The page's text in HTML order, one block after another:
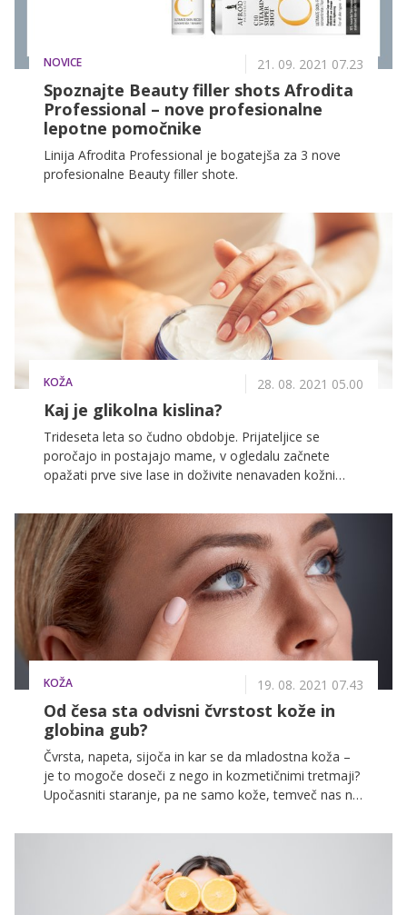
Italije, ki je razvil aktivno elastično formulo s
takojšnjim učinkom zategovanja kože, z inovativno
naredijo mlajšo, napeto in sijočo. Vse sestavine
seruma so popolnoma varne in nimajo stranskih
učinkov. Glow & Go instant serum za lifting obraza
ima začasne učinke, podobne pudru, vendar jih za
razliko od pudra, ki prekrije nepravilnosti, začasno
popravi.
NOVICE 21. 09. 2021 07.23
Spoznajte Beauty filler shots Afrodita
Professional – nove profesionalne
lepotne pomočnike
Linija Afrodita Professional je bogatejša za 3 nove
profesionalne Beauty filler shote.
KOŽA 28. 08. 2021 05.00
Kaj je glikolna kislina?
Trideseta leta so čudno obdobje. Prijateljice se
poročajo in postajajo mame, v ogledalu začnete
opažati prve sive lase in doživite nenavaden kožni
junaki rodijo brez ogrinjal in so odlična prva pomoč v
takšnih situacijah in to velja tudi za glikolno kislino!
KOŽA 19. 08. 2021 07.43
Od česa sta odvisni čvrstost kože in
globina gub?
Čvrsta, napeta, sijoča in kar se da mladostna koža –
je to mogoče doseči z nego in kozmetičnimi tretmaji?
Upočasniti staranje, pa ne samo kože, temveč nas na
in počutje je želja mnogih. In zadnja leta se o tem
govori vse več in več, pravzaprav je to kar
vsakodnevna tema v medijih, na družbenih omrežjih in
povsod okoli nas.